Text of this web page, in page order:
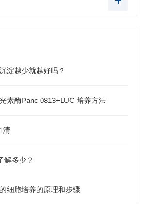
淀越少就越好吗？
素酶Panc 0813+LUC 培养方法
清
解多少？
细胞培养的原理和步骤